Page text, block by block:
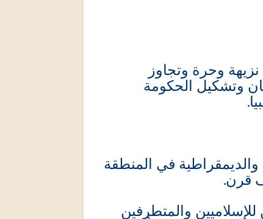
وحرة وتجاوز
وتشكيل الحكومة
2011 بجلب الحرية والديمقراطية في المنطقة
قرن.
والمتطرفين